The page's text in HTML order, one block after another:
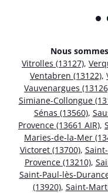
Nous
Vitrolles (13127),
Ventabren (13122),
Vauvenargues
Simiane-Collongue
Sénas (13560),
Provence (13661 AIR),
Maries-de-la-Mer
Victoret (13700),
Provence (13210),
Saint-Paul-lès-
(13920), Saint-